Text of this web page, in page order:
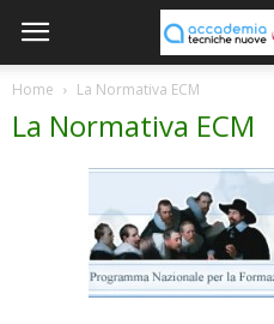
Home La Normativa ECM
La Normativa ECM